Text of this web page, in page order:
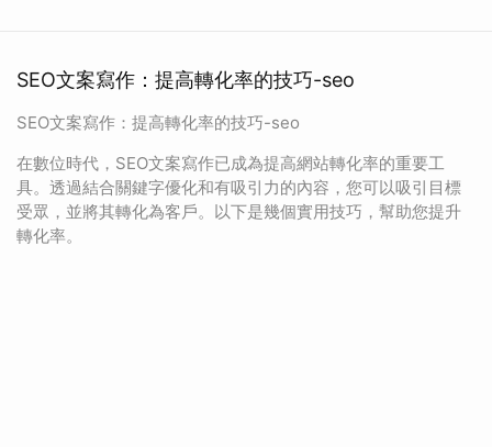
SEO文案寫作：提高轉化率的技巧-seo
SEO文案寫作：提高轉化率的技巧-seo
在數位時代，SEO文案寫作已成為提高網站轉化率的重要工
具。透過結合關鍵字優化和有吸引力的內容，您可以吸引目標
受眾，並將其轉化為客戶。以下是幾個實用技巧，幫助您提升
轉化率。